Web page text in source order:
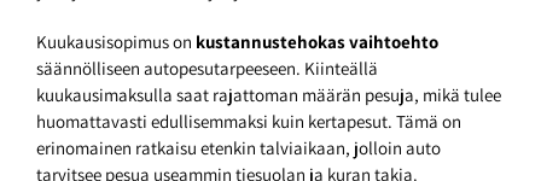
Kuukausisopimus on kustannustehokas vaihtoehto
säännölliseen autopesutarpeeseen. Kiinteällä
kuukausimaksulla saat rajattoman määrän pesuja, mikä tulee
huomattavasti edullisemmaksi kuin kertapesut. Tämä on
erinomainen ratkaisu etenkin talviaikaan, jolloin auto
tarvitsee pesua useammin tiesuolan ja kuran takia.